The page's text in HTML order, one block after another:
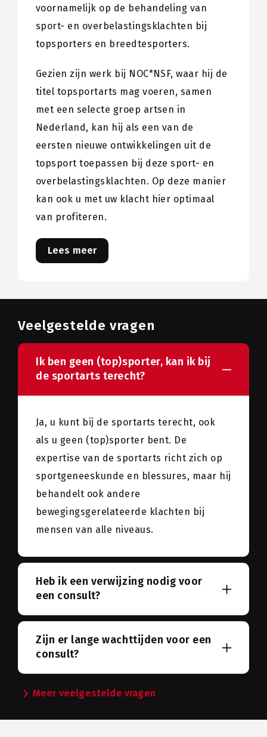
voornamelijk op de behandeling van
sport- en overbelastingsklachten bij
topsporters en breedtesporters.
Gezien zijn werk bij NOC*NSF, waar hij de
titel topsportarts mag voeren, samen
met een selecte groep artsen in
Nederland, kan hij als een van de
eersten nieuwe ontwikkelingen uit de
topsport toepassen bij deze sport- en
overbelastingsklachten. Op deze manier
kan ook u met uw klacht hier optimaal
van profiteren.
Lees meer
Veelgestelde vragen
Ik ben geen (top)sporter, kan ik bij
de sportarts terecht?
Ja, u kunt bij de sportarts terecht, ook
als u geen (top)sporter bent. De
expertise van de sportarts richt zich op
sportgeneeskunde en blessures, maar hij
behandelt ook andere
bewegingsgerelateerde klachten bij
mensen van alle niveaus.
Heb ik een verwijzing nodig voor
een consult?
Zijn er lange wachttijden voor een
consult?
chevron_rightMeer veelgestelde vragen